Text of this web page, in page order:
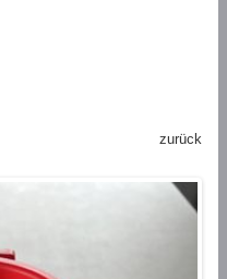
zurück